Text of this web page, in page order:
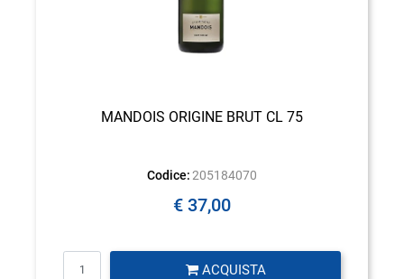
MANDOIS ORIGINE BRUT CL 75
Codice: 205184070
€ 37,00
ACQUISTA